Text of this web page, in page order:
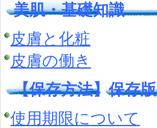
美肌・基礎知識
皮膚と化粧
皮膚の働き
【保存方法】保存版
使用期限について